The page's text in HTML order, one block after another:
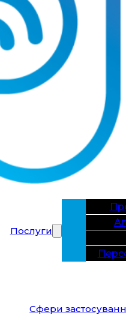
Послуги
Сфери